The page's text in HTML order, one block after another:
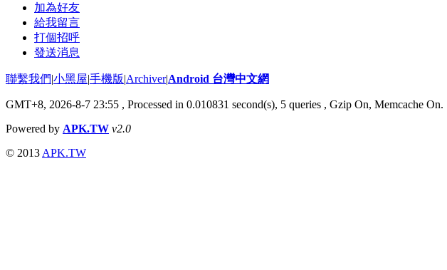
加為好友
給我留言
打個招呼
發送消息
聯繫我們|小黑屋|手機版|Archiver|Android 台灣中文網
GMT+8, 2026-8-7 23:55 , Processed in 0.010831 second(s), 5 queries , Gzip On, Memcache On.
Powered by APK.TW v2.0
© 2013 APK.TW